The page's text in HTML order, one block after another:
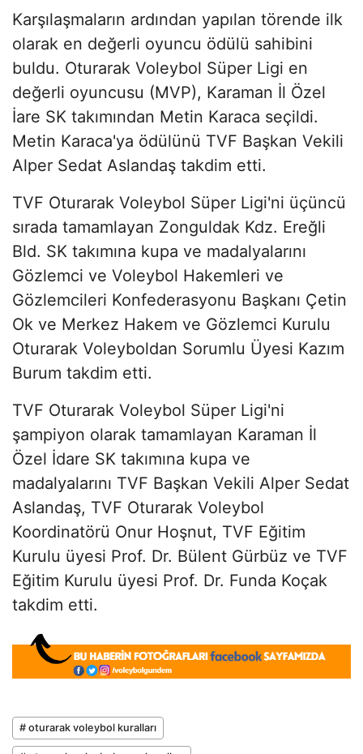
Karşılaşmaların ardından yapılan törende ilk
olarak en değerli oyuncu ödülü sahibini
buldu. Oturarak Voleybol Süper Ligi en
değerli oyuncusu (MVP), Karaman İl Özel
İare SK takımından Metin Karaca seçildi.
Metin Karaca'ya ödülünü TVF Başkan Vekili
Alper Sedat Aslandaş takdim etti.
TVF Oturarak Voleybol Süper Ligi'ni üçüncü
sırada tamamlayan Zonguldak Kdz. Ereğli
Bld. SK takımına kupa ve madalyalarını
Gözlemci ve Voleybol Hakemleri ve
Gözlemcileri Konfederasyonu Başkanı Çetin
Ok ve Merkez Hakem ve Gözlemci Kurulu
Oturarak Voleyboldan Sorumlu Üyesi Kazım
Burum takdim etti.
TVF Oturarak Voleybol Süper Ligi'ni
şampiyon olarak tamamlayan Karaman İl
Özel İdare SK takımına kupa ve
madalyalarını TVF Başkan Vekili Alper Sedat
Aslandaş, TVF Oturarak Voleybol
Koordinatörü Onur Hoşnut, TVF Eğitim
Kurulu üyesi Prof. Dr. Bülent Gürbüz ve TVF
Eğitim Kurulu üyesi Prof. Dr. Funda Koçak
takdim etti.
# oturarak voleybol kuralları